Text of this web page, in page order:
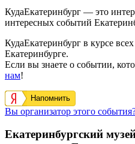
КудаЕкатеринбург — это
интересных событий
КудаЕкатеринбург в курсе
Екатеринбурге.
Если вы знаете о событии,
нам!
Напомнить
Вы организатор этого
Екатеринбургский